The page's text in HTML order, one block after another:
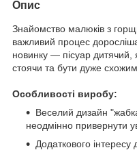
Опис
Знайомство малюків з
важливий процес
новинку — пісуар дитячий,
стоячи та бути дуже схожим
Особливості виробу:
Веселий дизайн
неодмінно привернути
Додаткового